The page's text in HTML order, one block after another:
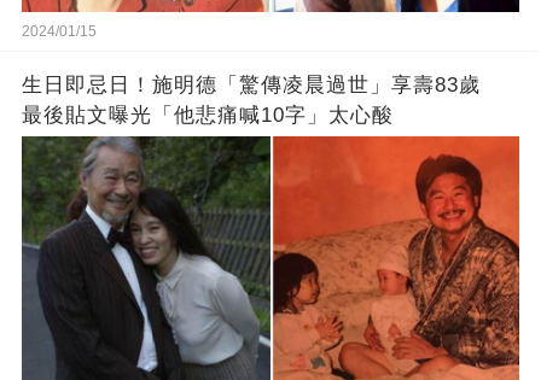
2024/01/15
生日即忌日！施明德「驚傳凌晨過世」享壽83歲
最後貼文曝光「他悲痛喊10字」太心酸